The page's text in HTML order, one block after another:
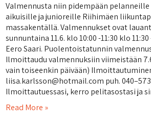
Valmennusta niin pidempään
aikuisille ja junioreille Riihimäen
massakentällä. Valmennukset ovat
sunnuntaina 11.6. klo 10:00 -11:30 klo
Eero Saari. Puolentoistatunnin
Ilmoittaudu valmennuksiin viimeistään
vain toiseenkin päivään)
liisa.karlsson@hotmail.com puh.
Ilmoittautuessasi, kerro pelitasostasi ja
Read More »